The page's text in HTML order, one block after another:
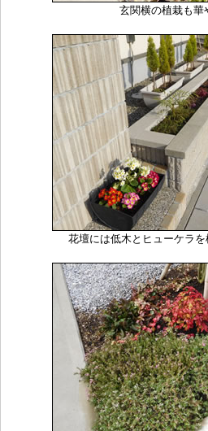
玄関横の植栽も華
花壇には低木とヒューケラ